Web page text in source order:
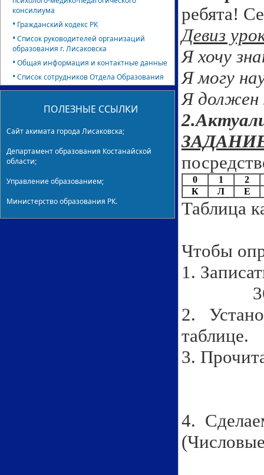
консилиума
• Гражданский кодекс РК
•Список руководителей организаций
образования г. Лисаковска
•Общая информация и контактные данные
•Список сотрудников Отдела Образования
ПОЛЕЗНЫЕ ССЫЛКИ
Сайт акимата города Лисаковска;
Департамент образования Костанайской
области;
Управление образованием;
Министерство образования РК.
ребята!
Девиз
Я хочу
Я могу
Я должен
0 1
2
К
Л Е
Таблица
Чтобы
1.
2.
таблице.
3.
4.